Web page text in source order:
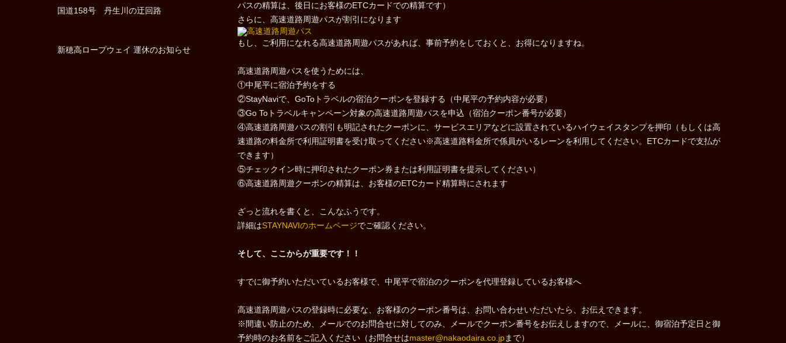
パスの精算は、後日にお客様のETCカードでの精算です）
さらに、高速道路周遊パスが割引になります
もし、ご利用になれる高速道路周遊パスがあれば、事前予約をしておくと、お得になりますね。
高速道路周遊パスを使うためには、
①中尾平に宿泊予約をする
②StayNaviで、GoToトラベルの宿泊クーポンを登録する（中尾平の予約内容が必要）
③Go Toトラベルキャンペーン対象の高速道路周遊パスを申込（宿泊クーポン番号が必要）
④高速道路周遊パスの割引も明記されたクーポンに、サービスエリアなどに設置されているハイウェイスタンプを押印（もしくは高
速道路の料金所で利用証明書を受け取ってください※高速道路料金所で係員がいるレーンを利用してください。ETCカードで支払が
できます）
⑤チェックイン時に押印されたクーポン券または利用証明書を提示してください）
⑥高速道路周遊クーポンの精算は、お客様のETCカード精算時にされます
ざっと流れを書くと、こんなふうです。
詳細はSTAYNAVIのホームページでご確認ください。
そして、ここからが重要です！！
すでに御予約いただいているお客様で、中尾平で宿泊のクーポンを代理登録しているお客様へ
高速道路周遊パスの登録時に必要な、お客様のクーポン番号は、お問い合わせいただいたら、お伝えできます。
※間違い防止のため、メールでのお問合せに対してのみ、メールでクーポン番号をお伝えしますので、メールに、御宿泊予定日と御
予約時のお名前をご記入ください（お問合せはmaster@nakaodaira.co.jpまで）
国道158号 丹生川の迂回路
新穂高ロープウェイ 運休のお知らせ